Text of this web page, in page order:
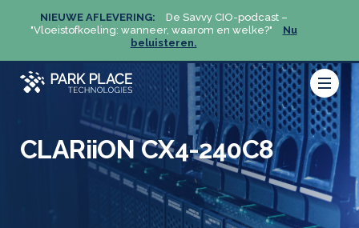
NIEUWE AFLEVERING:
De Savvy CIO-podcast –
"Vloeistofkoeling: wanneer, waarom en welke?"
Nu
beluisteren.
CLARiiON CX4-240C8